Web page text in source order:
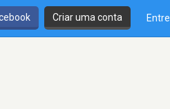
Criar uma conta Entre